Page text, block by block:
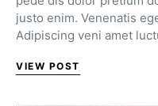
justo enim. Venenatis
Adipiscing veni amet
VIEW POST